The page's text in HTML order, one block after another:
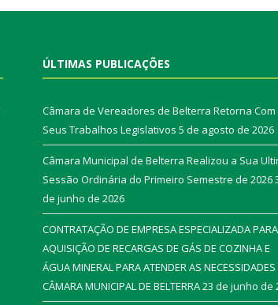
ÚLTIMAS PUBLICAÇÕES
Câmara de Vereadores de Belterra Retorna Com
Seus Trabalhos Legislativos 5 de agosto de 2026
Câmara Municipal de Belterra Realizou a Sua
Sessão Ordinária do Primeiro Semestre de 2026
de junho de 2026
CONTRATAÇÃO DE EMPRESA ESPECIALIZADA PARA
AQUISIÇÃO DE RECARGAS DE GÁS DE COZINHA E
ÁGUA MINERAL PARA ATENDER AS
CÂMARA MUNICIPAL DE BELTERRA23 de junho de